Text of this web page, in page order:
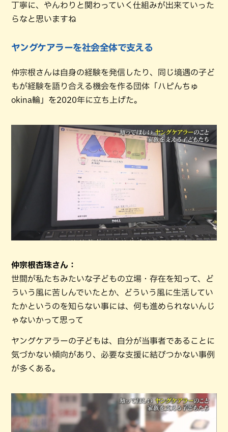
丁寧に、やんわりと関わっていく仕組みが出来ていった
らなと思いますね
ヤングケアラーを社会全体で支える
仲宗根さんは自身の経験を発信したり、同じ境遇の子ど
もが経験を語り合える機会を作る団体「ハピんちゅ
okina輪」を2020年に立ち上げた。
仲宗根杏珠さん：
世間が私たちみたいな子どもの立場・存在を知って、ど
ういう風に苦しんでいたとか、どういう風に生活してい
たかというのを知らない事には、何も進められないんじ
ゃないかって思って
ヤングケアラーの子どもは、自分が当事者であることに
気づかない傾向があり、必要な支援に結びつかない事例
が多くある。